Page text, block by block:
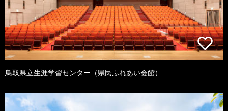
鳥取県立生涯学習センター（県民ふれあい会館）